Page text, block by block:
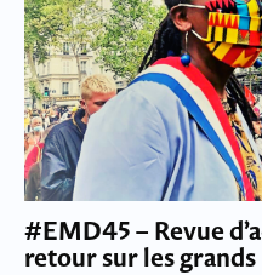
#EMD45 – Revue
retour sur les grands